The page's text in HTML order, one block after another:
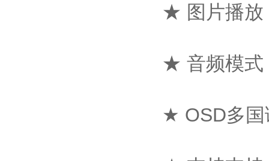
★ 图片播放
★ 音频模式
★ OSD多国